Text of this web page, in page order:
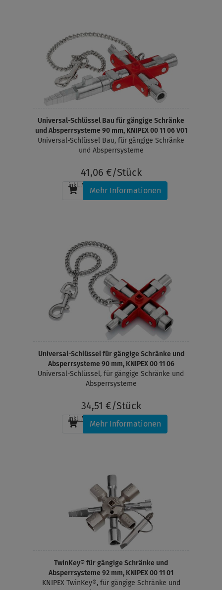
Universal-Schlüssel Bau für gängige Schränke
und Absperrsysteme 90 mm, KNIPEX 00 11 06 V01
Universal-Schlüssel Bau, für gängige Schränke
und Absperrsysteme
41,06 €/Stück
inkl. MwSt.
Mehr Informationen
Universal-Schlüssel für gängige Schränke und
Absperrsysteme 90 mm, KNIPEX 00 11 06
Universal-Schlüssel, für gängige Schränke und
Absperrsysteme
34,51 €/Stück
inkl. MwSt.
Mehr Informationen
TwinKey® für gängige Schränke und
Absperrsysteme 92 mm, KNIPEX 00 11 01
KNIPEX TwinKey®, für gängige Schränke und